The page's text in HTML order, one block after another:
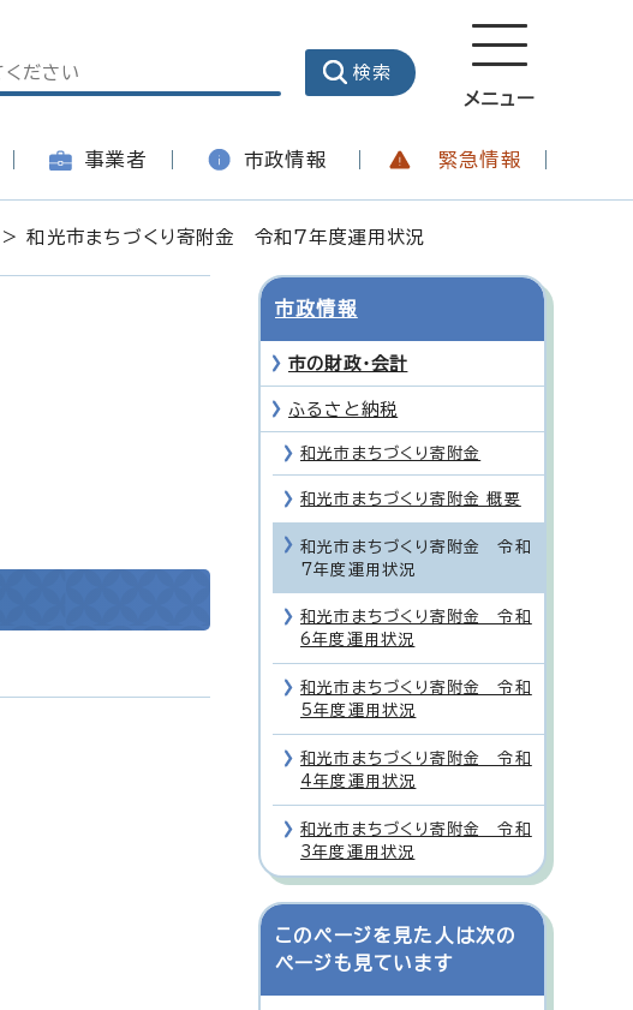
メニュー
事業者 市政情報 緊急情報
> 和光市まちづくり寄附金 令和7年度運用状況
市政情報
市の財政・会計
ふるさと納税
和光市まちづくり寄附金
和光市まちづくり寄附金 概要
和光市まちづくり寄附金 令和
7年度運用状況
和光市まちづくり寄附金 令和
6年度運用状況
和光市まちづくり寄附金 令和
5年度運用状況
和光市まちづくり寄附金 令和
4年度運用状況
和光市まちづくり寄附金 令和
3年度運用状況
このページを見た人は次の
ページも見ています